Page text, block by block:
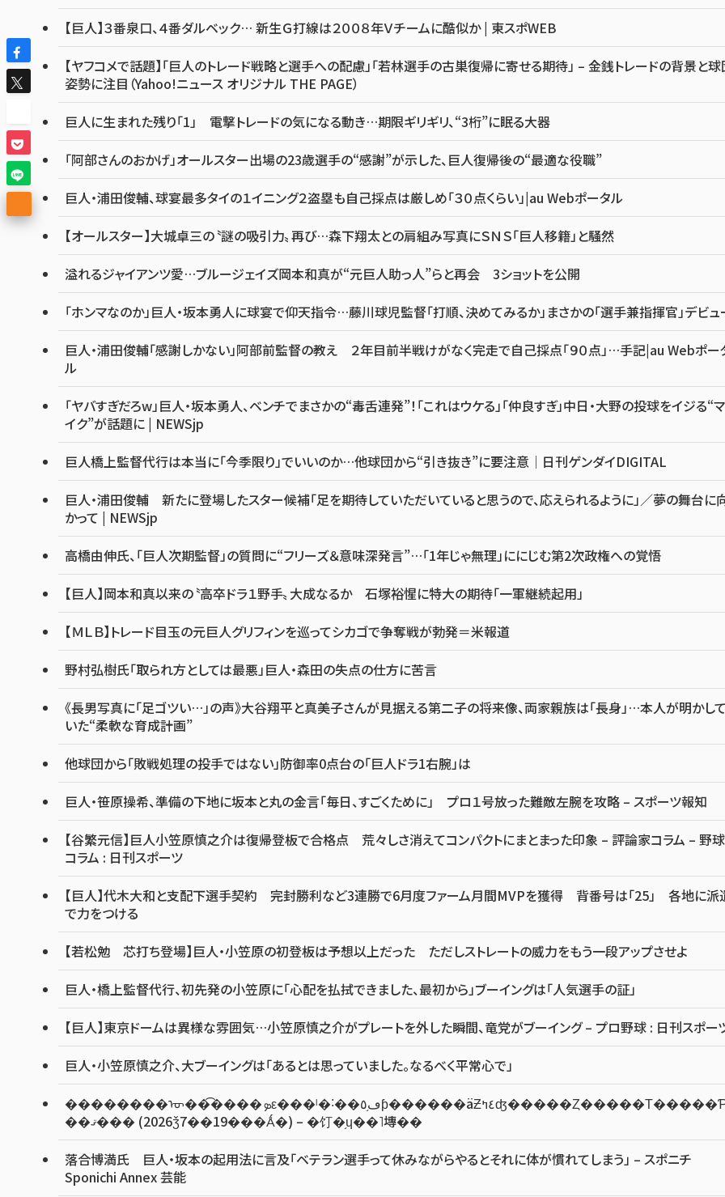
【巨人】３番泉口、４番ダルベック… 新生Ｇ打線は２００８年Ｖチームに酷似か | 東スポWEB
【ヤフコメで話題】「巨人のトレード戦略と選手への配慮」「若林選手の古巣復帰に寄せる期待」 – 金銭トレードの背景と
姿勢に注目（Yahoo!ニュース オリジナル THE PAGE）
巨人に生まれた残り「1」 電撃トレードの気になる動き…期限ギリギリ、“3桁”に眠る大器
「阿部さんのおかげ」オールスター出場の23歳選手の“感謝”が示した、巨人復帰後の“最適な役職”
巨人・浦田俊輔、球宴最多タイの１イニング２盗塁も自己採点は厳しめ「３０点くらい」|au Webポータル
【オールスター】大城卓三の〝謎の吸引力〟再び…森下翔太との肩組み写真にＳＮＳ「巨人移籍」と騒然
溢れるジャイアンツ愛…ブルージェイズ岡本和真が“元巨人助っ人”らと再会 3ショットを公開
「ホンマなのか」巨人・坂本勇人に球宴で仰天指令…藤川球児監督「打順、決めてみるか」まさかの「選手兼指揮官」デビュ
巨人・浦田俊輔「感謝しかない」阿部前監督の教え ２年目前半戦けがなく完走で自己採点「９０点」…手記|au Webポー
ル
「ヤバすぎだろw」巨人・坂本勇人、ベンチでまさかの“毒舌連発”！「これはウケる」「仲良すぎ」中日・大野の投球をイジる“マ
イク”が話題に | NEWSjp
巨人橋上監督代行は本当に「今季限り」でいいのか…他球団から“引き抜き”に要注意｜日刊ゲンダイDIGITAL
巨人・浦田俊輔 新たに登場したスター候補「足を期待していただいていると思うので、応えられるように」／夢の舞台に
かって | NEWSjp
高橋由伸氏、「巨人次期監督」の質問に“フリーズ＆意味深発言”…「1年じゃ無理」ににじむ第2次政権への覚悟
【巨人】岡本和真以来の〝高卒ドラ１野手〟大成なるか 石塚裕惺に特大の期待「一軍継続起用」
【ＭＬＢ】トレード目玉の元巨人グリフィンを巡ってシカゴで争奪戦が勃発＝米報道
野村弘樹氏「取られ方としては最悪」巨人・森田の失点の仕方に苦言
《長男写真に「足ゴツい…」の声》大谷翔平と真美子さんが見据える第二子の将来像、両家親族は「長身」…本人が明かし
いた“柔軟な育成計画”
他球団から「敗戦処理の投手ではない」防御率0点台の「巨人ドラ1右腕」は
巨人・笹原操希、準備の下地に坂本と丸の金言「毎日、すごくために」 プロ１号放った難敵左腕を攻略 – スポーツ報知
【谷繁元信】巨人小笠原慎之介は復帰登板で合格点 荒々しさ消えてコンパクトにまとまった印象 – 評論家コラム – 野球
コラム : 日刊スポーツ
【巨人】代木大和と支配下選手契約 完封勝利など3連勝で6月度ファーム月間MVPを獲得 背番号は「25」 各地に派
で力をつける
【若松勉 芯打ち登場】巨人・小笠原の初登板は予想以上だった ただしストレートの威力をもう一段アップさせよ
巨人・橋上監督代行、初先発の小笠原に「心配を払拭できました、最初から」ブーイングは「人気選手の証」
【巨人】東京ドームは異様な雰囲気…小笠原慎之介がプレートを外した瞬間、竜党がブーイング – プロ野球 : 日刊スポー
巨人・小笠原慎之介、大ブーイングは「あるとは思っていました。なるべく平常心で」
��������ᡡ��͡����ܤε���ˡ�˸��ڡ֥٥ƥ������äƵ٤ߤʤ�����Ȥ�����Τ�����Ƥ
��ޤ��� (2026ǯ7��19���Ǻ�) – �饤�֥ɥ��˥塼��
落合博満氏 巨人・坂本の起用法に言及「ベテラン選手って休みながらやるとそれに体が慣れてしまう」 – スポニチ
Sponichi Annex 芸能